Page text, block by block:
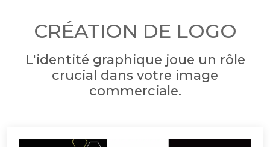
CRÉATION DE LOGO
L'identité graphique joue un rôle
crucial dans votre image
commerciale.